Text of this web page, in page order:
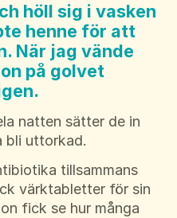
höll sig i vasken
henne för att
När jag vände
på golvet
natten sätter de in
bli uttorkad.
tillsammans
värktabletter för sin
fick se hur många